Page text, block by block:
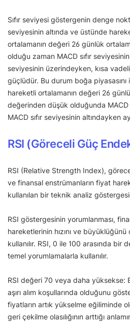
Sıfır seviyesi göstergenin denge
seviyesinin altında ve üstünde
ortalamanın değeri 26 günlük
olduğu zaman MACD sıfır
seviyesinin üzerindeyken, kısa
güçlüdür. Bu durum boğa
hareketli ortalamanın değeri 26
değerinden düşük olduğunda MACD
MACD sıfır seviyesinin altındayken
RSI (Göreceli Güç
RSI (Relative Strength Index),
ve finansal enstrümanların fiyat
kullanılan bir teknik analiz
RSI göstergesinin yorumlanması,
hareketlerinin hızını ve
kullanılır. RSI, 0 ile 100 arasında bir
temel yorumlamalarla kullanılır.
RSI değeri 70 veya daha yüksekse:
aşırı alım koşullarında olduğunu
fiyatların artık yükselme eğiliminde
geri çekilme olasılığının arttığı